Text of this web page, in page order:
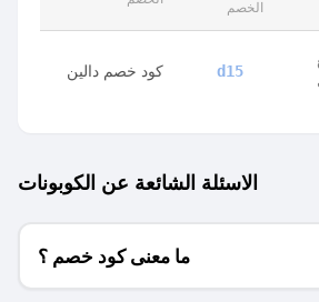
الخصم
كود خصم دالين d15
الاسئلة الشائعة عن الكوبونات
ما معنى كود خصم ؟